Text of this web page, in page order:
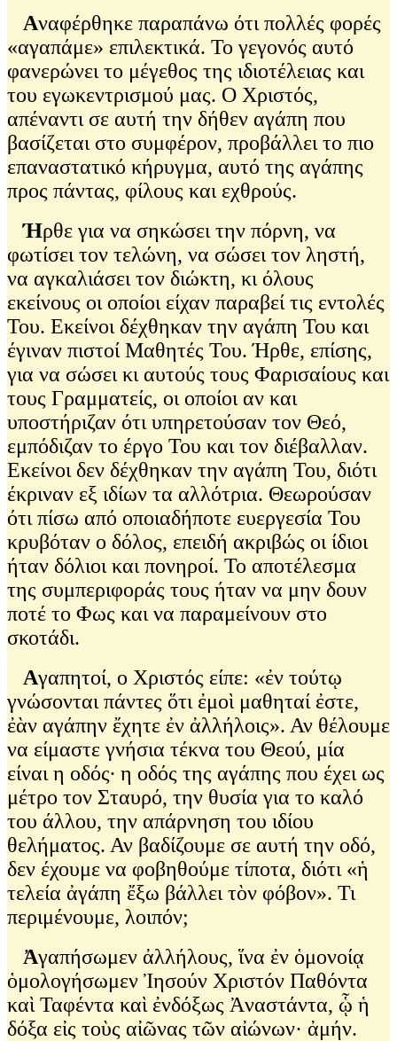
Αναφέρθηκε παραπάνω ότι πολλές φορές
«αγαπάμε» επιλεκτικά. Το γεγονός αυτό
φανερώνει το μέγεθος της ιδιοτέλειας και
του εγωκεντρισμού μας. O Χριστός,
απέναντι σε αυτή την δήθεν αγάπη που
βασίζεται στο συμφέρον, προβάλλει το πιο
επαναστατικό κήρυγμα, αυτό της αγάπης
προς πάντας, φίλους και εχθρούς.
Ήρθε για να σηκώσει την πόρνη, να
φωτίσει τον τελώνη, να σώσει τον ληστή,
να αγκαλιάσει τον διώκτη, κι όλους
εκείνους οι οποίοι είχαν παραβεί τις εντολές
Του. Εκείνοι δέχθηκαν την αγάπη Του και
έγιναν πιστοί Μαθητές Του. Ήρθε, επίσης,
για να σώσει κι αυτούς τους Φαρισαίους και
τους Γραμματείς, οι οποίοι αν και
υποστήριζαν ότι υπηρετούσαν τον Θεό,
εμπόδιζαν το έργο Του και τον διέβαλλαν.
Εκείνοι δεν δέχθηκαν την αγάπη Του, διότι
έκριναν εξ ιδίων τα αλλότρια. Θεωρούσαν
ότι πίσω από οποιαδήποτε ευεργεσία Του
κρυβόταν ο δόλος, επειδή ακριβώς οι ίδιοι
ήταν δόλιοι και πονηροί. Το αποτέλεσμα
της συμπεριφοράς τους ήταν να μην δουν
ποτέ το Φως και να παραμείνουν στο
σκοτάδι.
Αγαπητοί, ο Χριστός είπε: «ἐν τούτῳ
γνώσονται πάντες ὅτι ἐμοὶ μαθηταί ἐστε,
ἐὰν αγάπην ἔχητε ἐν ἀλλήλοις». Αν θέλουμε
να είμαστε γνήσια τέκνα του Θεού, μία
είναι η οδός∙ η οδός της αγάπης που έχει ως
μέτρο τον Σταυρό, την θυσία για το καλό
του άλλου, την απάρνηση του ιδίου
θελήματος. Αν βαδίζουμε σε αυτή την οδό,
δεν έχουμε να φοβηθούμε τίποτα, διότι «ἡ
τελεία ἀγάπη ἔξω βάλλει τὸν φόβον». Τι
περιμένουμε, λοιπόν;
Ἀγαπήσωμεν ἀλλήλους, ἵνα ἐν ὁμονοίᾳ
ὁμολογήσωμεν Ἰησούν Χριστόν Παθόντα
καὶ Ταφέντα καὶ ἐνδόξως Ἀναστάντα, ᾧ ἡ
δόξα εἰς τοὺς αἰῶνας τῶν αἰώνων· ἀμήν.